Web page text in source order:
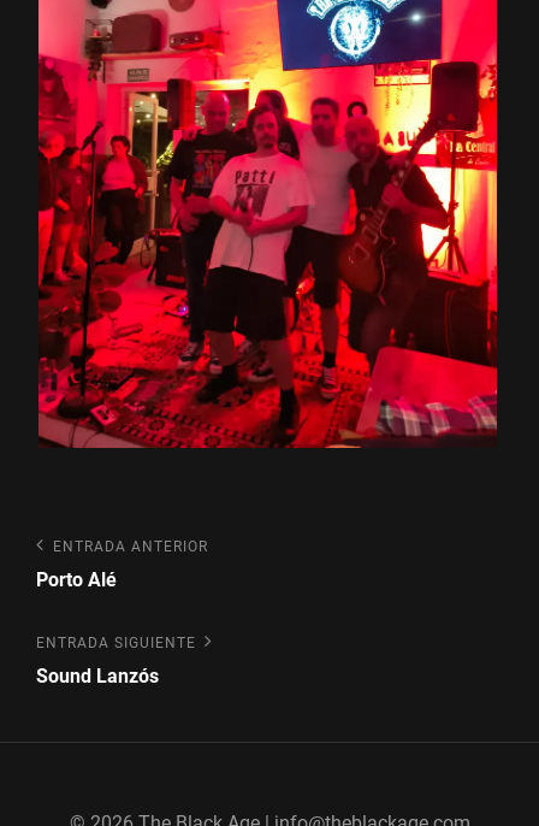
Navegación
de
Entrada
anterior
ENTRADA ANTERIOR
Porto Alé
Entrada
siguiente
ENTRADA SIGUIENTE
Sound Lanzós